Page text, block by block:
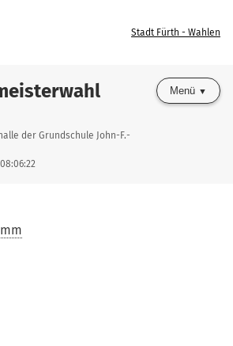
Stadt Fürth - Wahlen
der Grundschule John-F.-
Menü